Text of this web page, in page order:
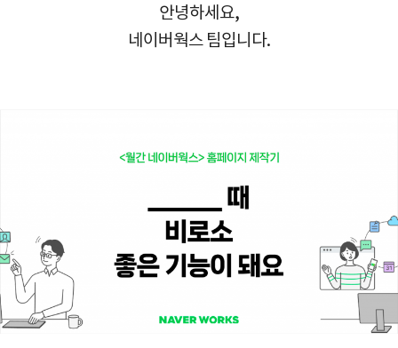
안녕하세요,
네이버웍스 팀입니다.